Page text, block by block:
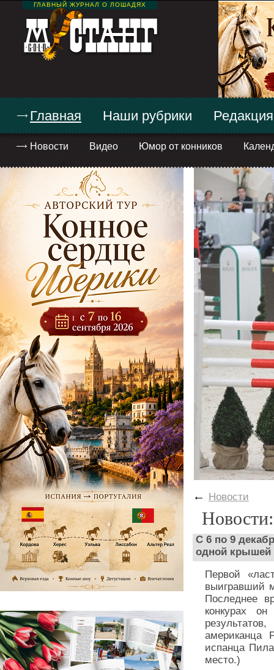
ГЛАВНЫЙ ЖУРНАЛ О ЛОШАДЯХ
Главная
Новости Видео Юмор от конников
Наши рубрики Редакция
← Новости
С 6 по 9
одной крышей
Первой
выигравший
Последнее
конкурах
американца
испанца
место.)